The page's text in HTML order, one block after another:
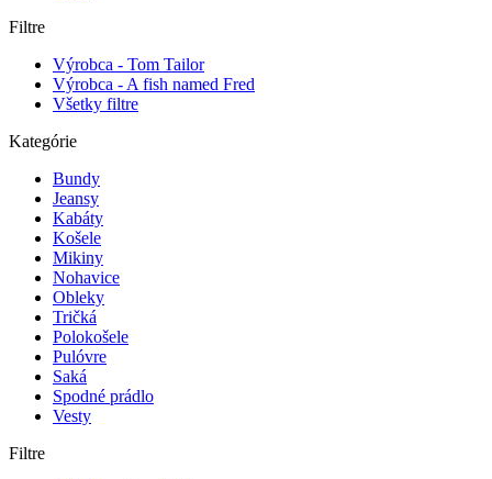
Filtre
Výrobca - Tom Tailor
Výrobca - A fish named Fred
Všetky filtre
Kategórie
Bundy
Jeansy
Kabáty
Košele
Mikiny
Nohavice
Obleky
Tričká
Polokošele
Pulóvre
Saká
Spodné prádlo
Vesty
Filtre